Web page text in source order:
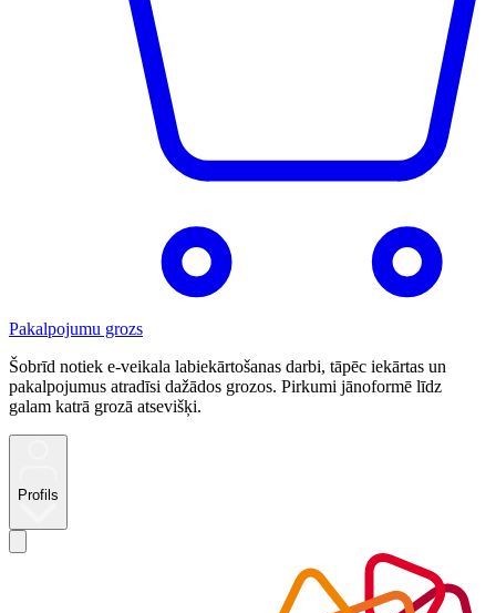
Pakalpojumu grozs
Šobrīd notiek e-veikala labiekārtošanas darbi, tāpēc iekārtas un
pakalpojumus atradīsi dažādos grozos. Pirkumi jānoformē līdz
galam katrā grozā atsevišķi.
Profils